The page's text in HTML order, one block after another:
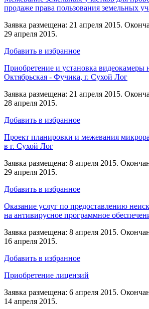
продаже права пользования земельных
Заявка размещена: 21 апреля 2015.
29 апреля 2015.
Добавить в избранное
Приобретение и установка видеокамеры
Октябрьская - Фучика, г. Сухой Лог
Заявка размещена: 21 апреля 2015.
28 апреля 2015.
Добавить в избранное
Проект планировки и межевания
в г. Сухой Лог
Заявка размещена: 8 апреля 2015.
29 апреля 2015.
Добавить в избранное
Оказание услуг по предоставлению
на антивирусное программное
Заявка размещена: 8 апреля 2015.
16 апреля 2015.
Добавить в избранное
Приобретение лицензий
Заявка размещена: 6 апреля 2015.
14 апреля 2015.